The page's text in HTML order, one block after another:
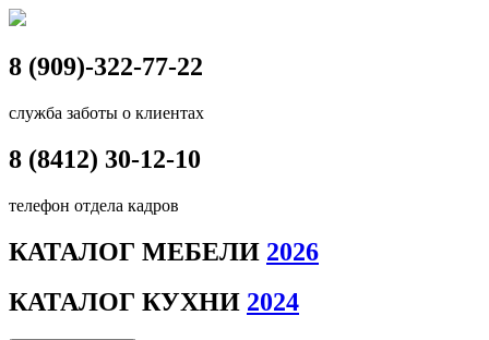
8 (909)-322-77-22
служба заботы о клиентах
8 (8412) 30-12-10
телефон отдела кадров
КАТАЛОГ МЕБЕЛИ 2026
КАТАЛОГ КУХНИ 2024